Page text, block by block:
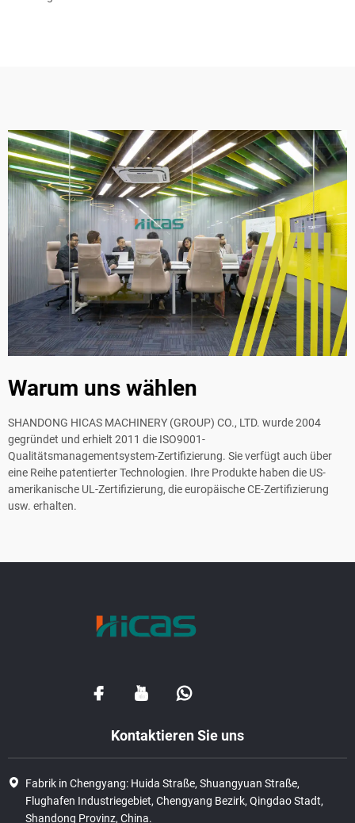
Warum uns wählen
SHANDONG HICAS MACHINERY (GROUP) CO., LTD. wurde 2004
gegründet und erhielt 2011 die ISO9001-
Qualitätsmanagementsystem-Zertifizierung. Sie verfügt auch über
eine Reihe patentierter Technologien. Ihre Produkte haben die US-
amerikanische UL-Zertifizierung, die europäische CE-Zertifizierung
usw. erhalten.
Kontaktieren Sie uns
Fabrik in Chengyang: Huida Straße, Shuangyuan Straße,
Flughafen Industriegebiet, Chengyang Bezirk, Qingdao Stadt,
Shandong Provinz, China.